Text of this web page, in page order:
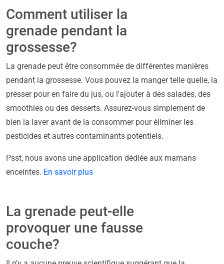
Comment utiliser la
grenade pendant la
grossesse?
La grenade peut être consommée de différentes manières
pendant la grossesse. Vous pouvez la manger telle quelle, la
presser pour en faire du jus, ou l'ajouter à des salades, des
smoothies ou des desserts. Assurez-vous simplement de
bien la laver avant de la consommer pour éliminer les
pesticides et autres contaminants potentiels.
Psst, nous avons une application dédiée aux mamans
enceintes. En savoir plus
La grenade peut-elle
provoquer une fausse
couche?